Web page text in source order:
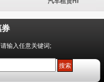
优惠码
输入任意关键词;